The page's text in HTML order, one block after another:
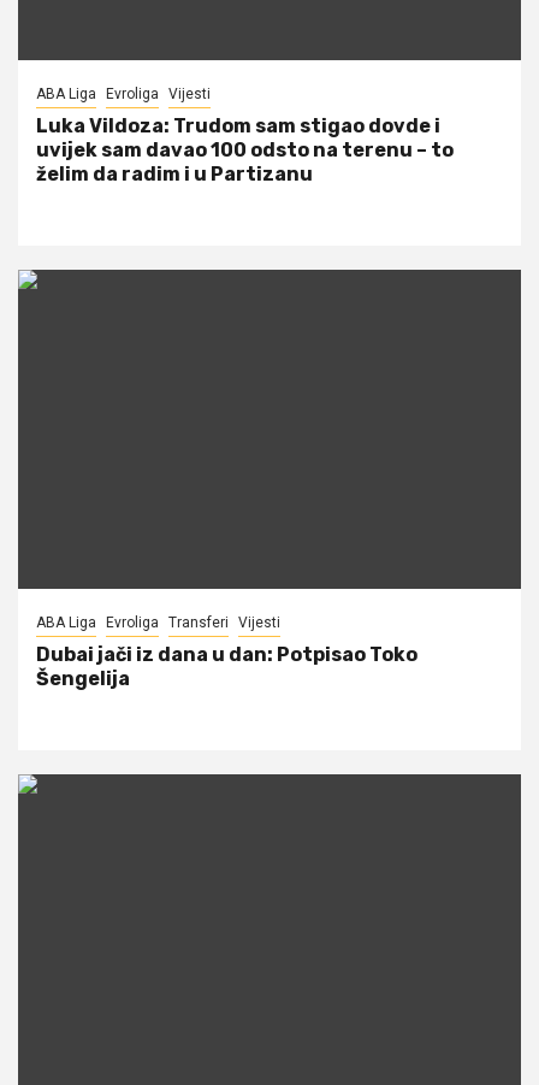
ABA Liga Evroliga Vijesti
Luka Vildoza: Trudom sam stigao dovde i
uvijek sam davao 100 odsto na terenu – to
želim da radim i u Partizanu
ABA Liga Evroliga Transferi Vijesti
Dubai jači iz dana u dan: Potpisao Toko
Šengelija